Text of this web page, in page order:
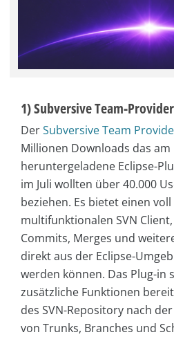
1) Subversive Team-Provider
DerSubversive Team
Millionen Downloads das am
heruntergeladene Eclipse-
im Juli wollten über 40.000
beziehen. Es bietet einen
multifunktionalen SVN
Commits, Merges und
direkt aus der Eclipse-
werden können. Das Plug-in
zusätzliche Funktionen
des SVN-Repository nach
von Trunks, Branches und